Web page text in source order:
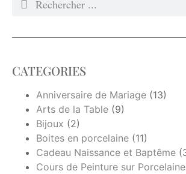
CATEGORIES
Anniversaire de Mariage (13)
Arts de la Table (9)
Bijoux (2)
Boites en porcelaine (11)
Cadeau Naissance et Baptême
Cours de Peinture sur Porcelaine